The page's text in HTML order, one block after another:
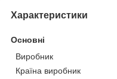
Характеристики
Основні
Виробник
Країна виробник